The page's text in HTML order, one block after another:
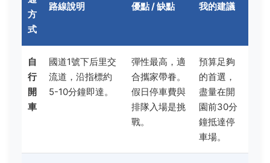
方
式
路線說明 優點 / 缺點 我的建議
自
行
開
車
國道1號下后里交
流道，沿指標約
5-10分鐘即達。
彈性最高，適
合攜家帶眷。
假日停車費與
排隊入場是挑
戰。
預算足夠
的首選，
盡量在開
園前30分
鐘抵達停
車場。